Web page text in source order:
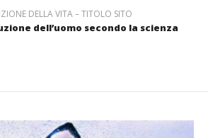
DELLA VITA – TITOLO SITO
dell’uomo secondo la scienza